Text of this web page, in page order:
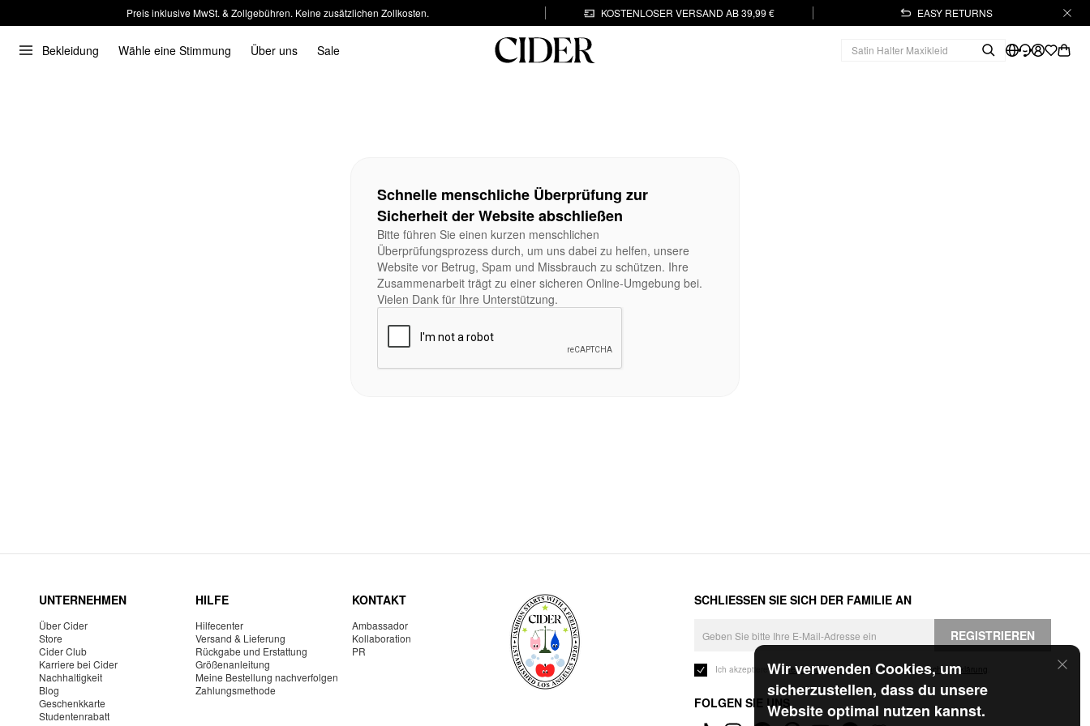
Preis inklusive MwSt. & Zollgebühren. Keine zusätzlichen Zollkosten. KOSTENLOSER VERSAND AB 39,99 € EASY RETURNS
Bekleidung Wähle eine Stimmung Über uns Sale
Wir verwenden Cookies, um
sicherzustellen, dass du unsere
Website optimal nutzen kannst.
Schnelle menschliche Überprüfung zur
Sicherheit der Website abschließen
Bitte führen Sie einen kurzen menschlichen
Überprüfungsprozess durch, um uns dabei zu helfen, unsere
Website vor Betrug, Spam und Missbrauch zu schützen. Ihre
Zusammenarbeit trägt zu einer sicheren Online-Umgebung bei.
Vielen Dank für Ihre Unterstützung.
UNTERNEHMEN
Über Cider
Store
Cider Club
Karriere bei Cider
Nachhaltigkeit
Blog
Geschenkkarte
Studentenrabatt
HILFE
Hilfecenter
Versand & Lieferung
Rückgabe und Erstattung
Größenanleitung
Meine Bestellung nachverfolgen
Zahlungsmethode
KONTAKT
Ambassador
Kollaboration
PR
SCHLIESSEN SIE SICH DER FAMILIE AN
REGISTRIEREN
Ich akzeptiere dieGeschäftsbedingungen und die Datenschutzerklärung
FOLGEN SIE UNS